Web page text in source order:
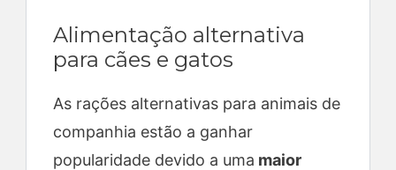
Alimentação alternativa
para cães e gatos
As rações alternativas para animais de
companhia estão a ganhar
popularidade devido a uma maior